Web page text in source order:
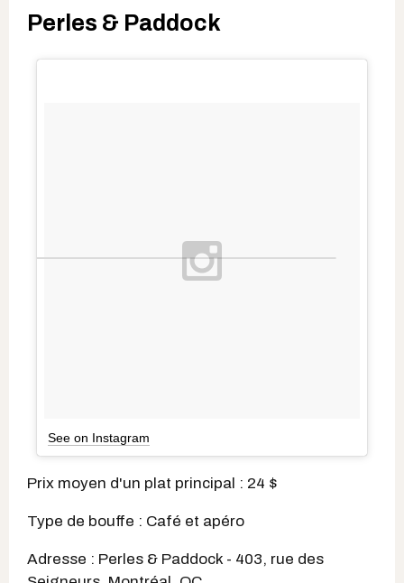
Perles & Paddock
See on Instagram
Prix moyen d'un plat principal : 24 $
Type de bouffe : Café et apéro
Adresse : Perles & Paddock - 403, rue des